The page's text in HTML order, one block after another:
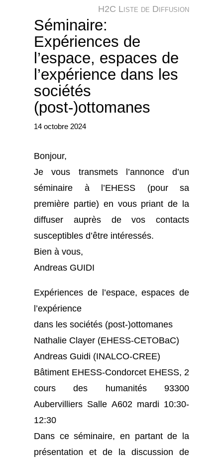
H2C Liste de Diffusion
Séminaire:
Expériences de
l’espace, espaces de
l’expérience dans les
sociétés
(post-)ottomanes
14 octobre 2024
Bonjour,
Je vous transmets l’annonce d’un
séminaire à l’EHESS (pour sa
première partie) en vous priant de la
diffuser auprès de vos contacts
susceptibles d’être intéressés.
Bien à vous,
Andreas GUIDI
Expériences de l’espace, espaces de
l’expérience
dans les sociétés (post-)ottomanes
Nathalie Clayer (EHESS-CETOBaC)
Andreas Guidi (INALCO-CREE)
Bâtiment EHESS-Condorcet EHESS, 2
cours des humanités 93300
Aubervilliers Salle A602 mardi 10:30-
12:30
Dans ce séminaire, en partant de la
présentation et de la discussion de